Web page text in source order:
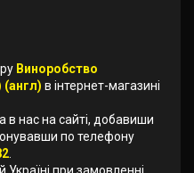
Виноробство
в інтернет-магазині
нас на сайті, добавиши
по телефону